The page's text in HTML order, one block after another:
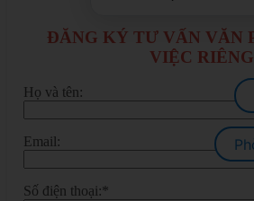
ĐĂNG KÝ TƯ VẤN VĂN
VIỆC RIÊNG
Họ và tên:
Email:
Số điện thoại:*